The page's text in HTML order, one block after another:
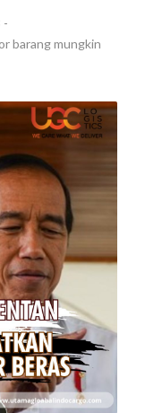
-
barang mungkin